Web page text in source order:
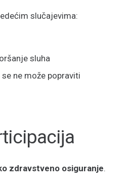
slučajevima:
sluha
ne može popraviti
zdravstveno osiguranje.